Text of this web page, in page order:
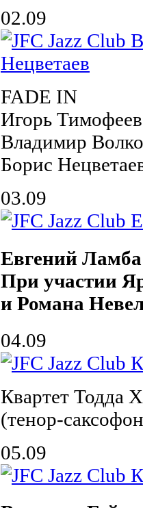
02.09
FADE IN
Игорь
Владимир
Борис
03.09
Евгений
При участии
и Романа
04.09
Квартет Тодда
(тенор-
05.09